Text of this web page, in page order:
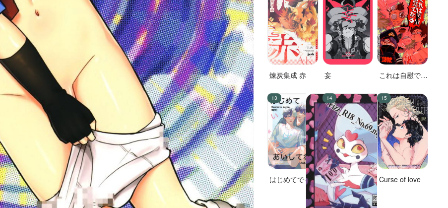
煉炭集成 赤 妄
これは自慰であ
はじめてでもい
っぱいあいして
Curse of love